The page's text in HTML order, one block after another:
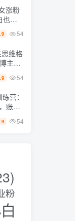
涨粉
也能
54
思维格
主亲
面设
6W54
营：
账号
54
粉